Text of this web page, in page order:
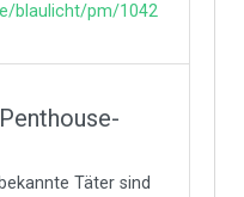
blaulicht/pm/1042
Täter sind